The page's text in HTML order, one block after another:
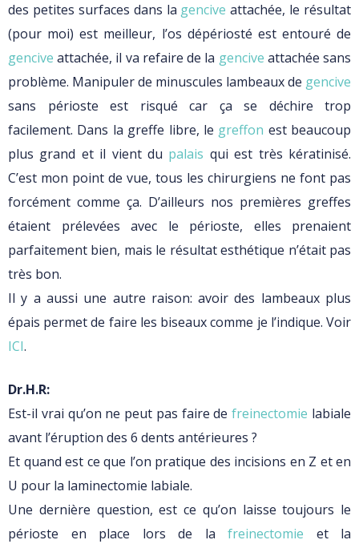
des petites surfaces dans la gencive attachée, le résultat
(pour moi) est meilleur, l’os dépériosté est entouré de
gencive attachée, il va refaire de la gencive attachée sans
problème. Manipuler de minuscules lambeaux de gencive
sans périoste est risqué car ça se déchire trop
facilement. Dans la greffe libre, le greffon est beaucoup
plus grand et il vient du palais qui est très kératinisé.
C’est mon point de vue, tous les chirurgiens ne font pas
forcément comme ça. D’ailleurs nos premières greffes
étaient prélevées avec le périoste, elles prenaient
parfaitement bien, mais le résultat esthétique n’était pas
très bon.
Il y a aussi une autre raison: avoir des lambeaux plus
épais permet de faire les biseaux comme je l’indique. Voir
ICI.
Dr.H.R:
Est-il vrai qu’on ne peut pas faire defreinectomie labiale
avant l’éruption des 6 dents antérieures ?
Et quand est ce que l’on pratique des incisions en Z et en
U pour la laminectomie labiale.
Une dernière question, est ce qu’on laisse toujours le
périoste en place lors de la freinectomie et la